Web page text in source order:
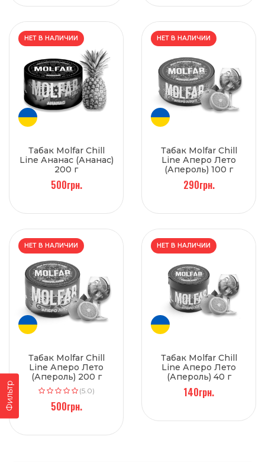
Фильтр
НЕТ В НАЛИЧИИ
Табак Molfar Chill
Line Ананас (Ананас)
200 г
500грн.
НЕТ В НАЛИЧИИ
Табак Molfar Chill
Line Аперо Лето
(Апероль) 100 г
290грн.
НЕТ В НАЛИЧИИ
Табак Molfar Chill
Line Аперо Лето
(Апероль) 200 г
(5.0)
500грн.
НЕТ В НАЛИЧИИ
Табак Molfar Chill
Line Аперо Лето
(Апероль) 40 г
140грн.